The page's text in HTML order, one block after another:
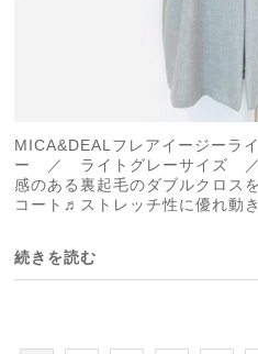
MICA&DEALフレアイージーラ
ー ／ ライトグレーサイズ ／
感のある裏起毛のダブルクロス
コート♬ストレッチ性に優れ動
続きを読む